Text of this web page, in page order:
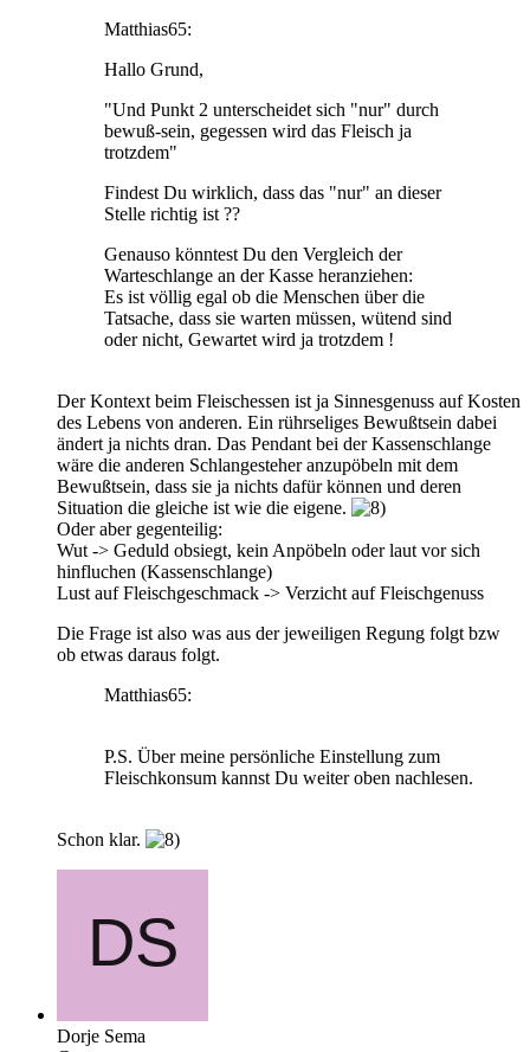
Matthias65:
Hallo Grund,
"Und Punkt 2 unterscheidet sich "nur" durch
bewuß-sein, gegessen wird das Fleisch ja
trotzdem"
Findest Du wirklich, dass das "nur" an dieser
Stelle richtig ist ??
Genauso könntest Du den Vergleich der
Warteschlange an der Kasse heranziehen:
Es ist völlig egal ob die Menschen über die
Tatsache, dass sie warten müssen, wütend sind
oder nicht, Gewartet wird ja trotzdem !
Der Kontext beim Fleischessen ist ja Sinnesgenuss auf Kosten
des Lebens von anderen. Ein rührseliges Bewußtsein dabei
ändert ja nichts dran. Das Pendant bei der Kassenschlange
wäre die anderen Schlangesteher anzupöbeln mit dem
Bewußtsein, dass sie ja nichts dafür können und deren
Situation die gleiche ist wie die eigene.
Oder aber gegenteilig:
Wut -> Geduld obsiegt, kein Anpöbeln oder laut vor sich
hinfluchen (Kassenschlange)
Lust auf Fleischgeschmack -> Verzicht auf Fleischgenuss
Die Frage ist also was aus der jeweiligen Regung folgt bzw
ob etwas daraus folgt.
Matthias65:
P.S. Über meine persönliche Einstellung zum
Fleischkonsum kannst Du weiter oben nachlesen.
Schon klar.
Dorje Sema